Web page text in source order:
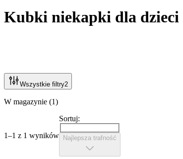
Kubki niekapki dla dzieci
Wszystkie filtry2
W magazynie (1)
1–1 z 1 wyników
Sortuj:
Najlepsza trafność